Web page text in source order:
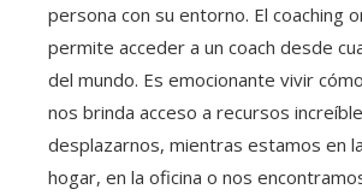
persona con su entorno. El coaching
permite acceder a un coach desde
del mundo. Es emocionante vivir
nos brinda acceso a recursos
desplazarnos, mientras estamos en
hogar, en la oficina o nos